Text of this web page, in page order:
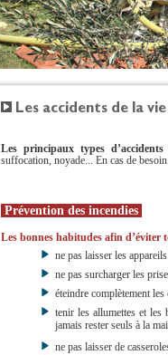
Les accidents de la
Les principaux types
suffocation, noyade... En cas de
Prévention des incendies
Les bonnes habitudes afin d’éviter
ne pas laisser les
ne pas surcharger les
éteindre complètement
tenir les allumettes et les
jamais rester seuls à la
ne pas laisser de